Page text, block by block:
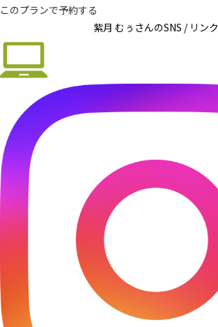
このプランで予約する
紫月 むぅさんのSNS / リンク